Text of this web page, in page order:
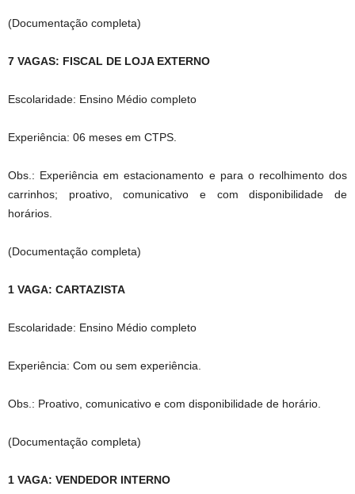
(Documentação completa)
7 VAGAS: FISCAL DE LOJA EXTERNO
Escolaridade: Ensino Médio completo
Experiência: 06 meses em CTPS.
Obs.: Experiência em estacionamento e para o recolhimento dos
carrinhos; proativo, comunicativo e com disponibilidade de
horários.
(Documentação completa)
1 VAGA: CARTAZISTA
Escolaridade: Ensino Médio completo
Experiência: Com ou sem experiência.
Obs.: Proativo, comunicativo e com disponibilidade de horário.
(Documentação completa)
1 VAGA: VENDEDOR INTERNO